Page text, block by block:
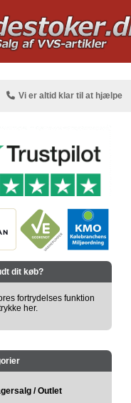
Vi er altid klar til at hjælpe
dit køb?
fortrydelses funktion
her.
/ Outlet